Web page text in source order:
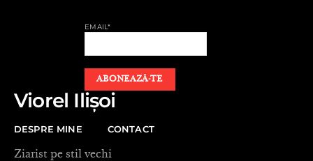
EMAIL*
Viorel Ilișoi
DESPRE MINE CONTACT
Ziarist pe stil vechi